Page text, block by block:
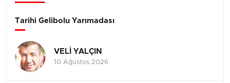
Tarihi Gelibolu Yarımadası
VELİ YALÇIN
10 Ağustos 2026